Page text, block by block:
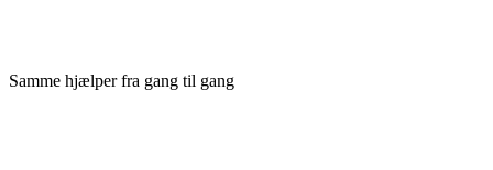
Samme hjælper fra gang til gang